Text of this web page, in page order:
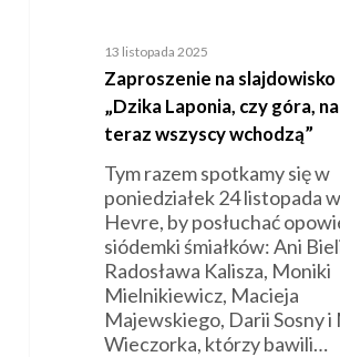
13 listopada 2025
Zaproszenie na slajdowisko
„Dzika Laponia, czy góra,
teraz wszyscy wchodzą”
Tym razem spotkamy się w
poniedziałek 24 listopada w
Hevre, by posłuchać
siódemki śmiałków: Ani
Radosława Kalisza, Moniki
Mielnikiewicz, Macieja
Majewskiego, Darii Sosny i
Wieczorka, którzy bawili…